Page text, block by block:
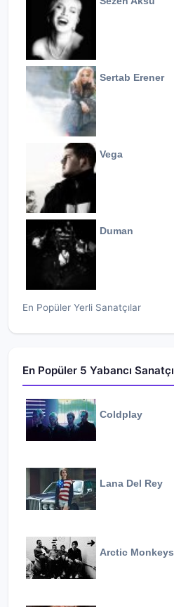
Sertab Erener
Vega
Duman
En Popüler Yerli Sanatçılar
En Popüler 5 Yabancı Sanatçı
Coldplay
Lana Del Rey
Arctic Monkeys